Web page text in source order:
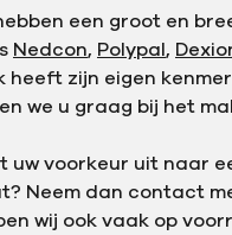
een groot en
Nedcon, Polypal,
heeft zijn eigen
we u graag bij het
uw voorkeur uit naar
Neem dan contact
wij ook vaak op